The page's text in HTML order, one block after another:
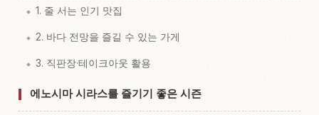
1. 줄 서는 인기 맛집
2. 바다 전망을 즐길 수 있는 가게
3. 직판장·테이크아웃 활용
에노시마 시라스를 즐기기 좋은 시즌